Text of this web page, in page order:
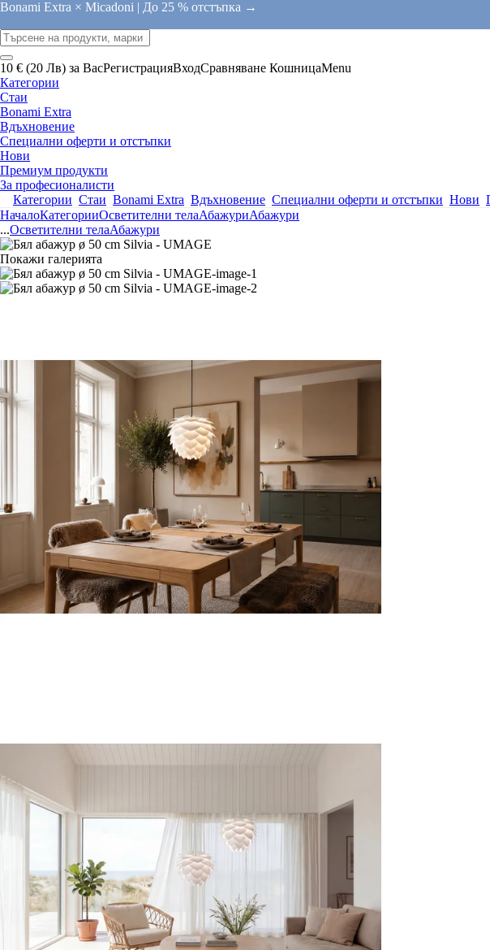
Bonami Extra × Micadoni | До 25 % отстъпка →
10 € (20 Лв) за ВасРегистрацияВходСравняване КошницаMenu
Категории
Стаи
Bonami Extra
Вдъхновение
Специални оферти и отстъпки
Нови
Премиум продукти
За професионалисти
Категории Стаи Bonami Extra Вдъхновение Специални оферти и отстъпки Нови
НачалоКатегорииОсветителни телаАбажуриАбажури
...Осветителни телаАбажури
Покажи галерията